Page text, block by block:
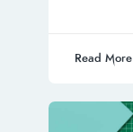
Read More